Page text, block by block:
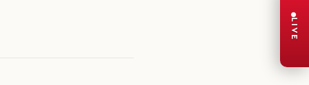
LIVE